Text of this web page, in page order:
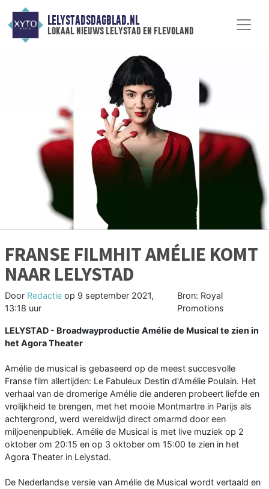
LELYSTADSDAGBLAD.NL
lokaal nieuws lelystad en flevoland
FRANSE FILMHIT AMÉLIE KOMT
NAAR LELYSTAD
Door Redactie op 9 september 2021,
13:18 uur
Bron: Royal
Promotions
LELYSTAD - Broadwayproductie Amélie de Musical te zien in
het Agora Theater
Amélie de musical is gebaseerd op de meest succesvolle
Franse film allertijden: Le Fabuleux Destin d'Amélie Poulain. Het
verhaal van de dromerige Amélie die anderen probeert liefde en
vrolijkheid te brengen, met het mooie Montmartre in Parijs als
achtergrond, werd wereldwijd direct omarmd door een
miljoenenpubliek. Amélie de Musical is met live muziek op 2
oktober om 20:15 en op 3 oktober om 15:00 te zien in het
Agora Theater in Lelystad.
De Nederlandse versie van Amélie de Musical wordt vertaald en